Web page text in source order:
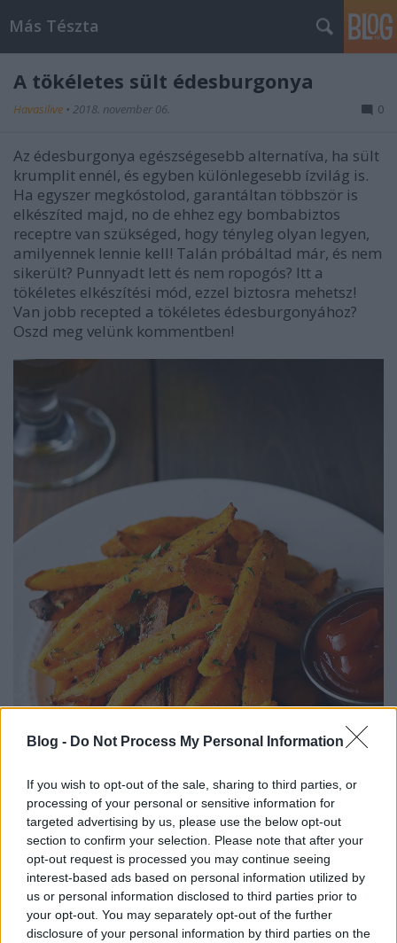
Blog - Do Not Process My Personal Information
If you wish to opt-out of the sale, sharing to third parties, or
processing of your personal or sensitive information for
targeted advertising by us, please use the below opt-out
section to confirm your selection. Please note that after your
opt-out request is processed you may continue seeing
interest-based ads based on personal information utilized by
us or personal information disclosed to third parties prior to
your opt-out. You may separately opt-out of the further
disclosure of your personal information by third parties on the
Más Tészta
A tökéletes sült édesburgonya
Havasilive • 2018. november 06. 0
Az édesburgonya egészségesebb alternatíva, ha sült
krumplit ennél, és egyben különlegesebb ízvilág is.
Ha egyszer megkóstolod, garantáltan többször is
elkészíted majd, no de ehhez egy bombabiztos
receptre van szükséged, hogy tényleg olyan legyen,
amilyennek lennie kell! Talán próbáltad már, és nem
sikerült? Punnyadt lett és nem ropogós? Itt a
tökéletes elkészítési mód, ezzel biztosra mehetsz!
Van jobb recepted a tökéletes édesburgonyához?
Oszd meg velünk kommentben!
Tehát: